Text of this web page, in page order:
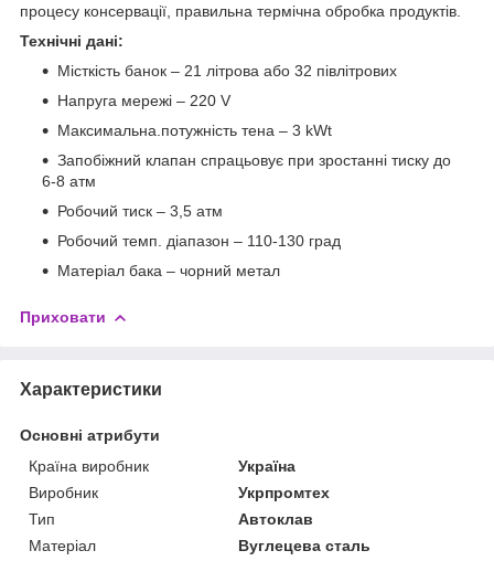
процесу консервації, правильна термічна обробка продуктів.
Технічні дані:
Місткість банок – 21 літрова або 32 півлітрових
Напруга мережі – 220 V
Максимальна.потужність тена – 3 kWt
Запобіжний клапан спрацьовує при зростанні тиску до
6-8 атм
Робочий тиск – 3,5 атм
Робочий темп. діапазон – 110-130 град
Матеріал бака – чорний метал
Приховати
Характеристики
Основні атрибути
Країна виробник
Україна
Виробник
Укрпромтех
Тип
Автоклав
Матеріал
Вуглецева сталь